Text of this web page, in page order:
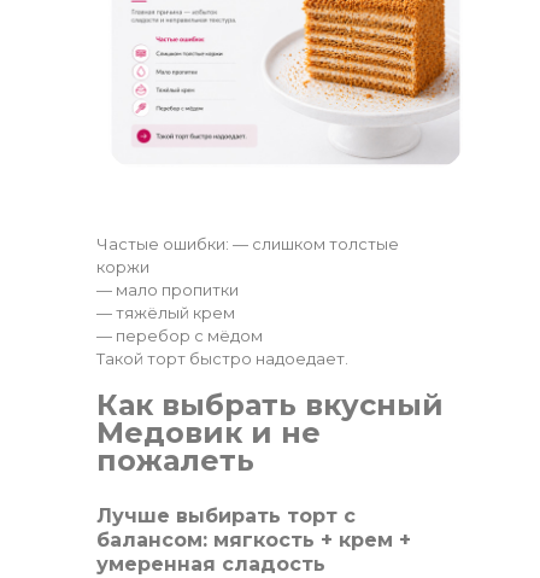
Частые ошибки: — слишком толстые
коржи
— мало пропитки
— тяжёлый крем
— перебор с мёдом
Такой торт быстро надоедает.
Как выбрать вкусный
Медовик и не
пожалеть
Лучше выбирать торт с
балансом: мягкость + крем +
умеренная сладость